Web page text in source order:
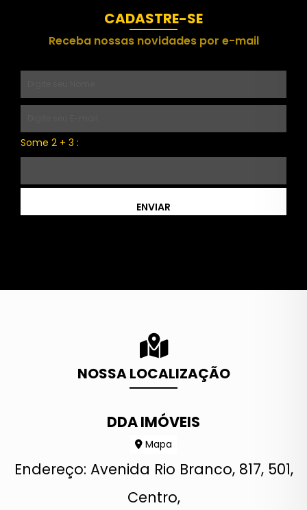
CADASTRE-SE
Receba nossas novidades por e-mail
Some 2 + 3 :
ENVIAR
NOSSA LOCALIZAÇÃO
DDA IMÓVEIS
Mapa
Endereço: Avenida Rio Branco, 817, 501,
Centro,